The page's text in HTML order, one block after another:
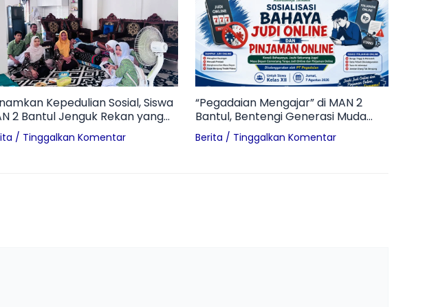
Kepedulian Sosial, Siswa
2 Bantul Jenguk Rekan yang
Kecelakaan
/ Tinggalkan Komentar
“Pegadaian Mengajar” di MAN 2
Bantul, Bentengi Generasi Muda
dari Bahaya Pinjol dan Judol
Berita / Tinggalkan Komentar